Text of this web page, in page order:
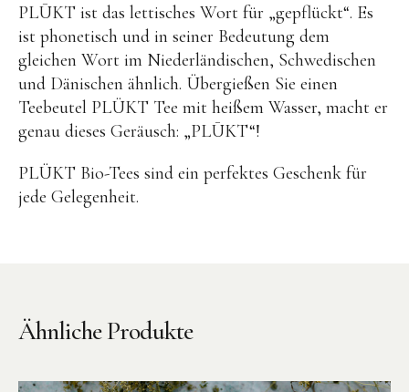
Konges Sløjd Spielzeug
MIKANU Babyrasseln
Geschenke zur Geburt
PLŪKT ist das lettisches Wort für „gepflückt“. Es
ist phonetisch und in seiner Bedeutung dem
gleichen Wort im Niederländischen, Schwedischen
und Dänischen ähnlich. Übergießen Sie einen
Teebeutel PLÜKT Tee mit heißem Wasser, macht er
genau dieses Geräusch: „PLŪKT“!
PLÜKT Bio-Tees sind ein perfektes Geschenk für
jede Gelegenheit.
Ähnliche Produkte